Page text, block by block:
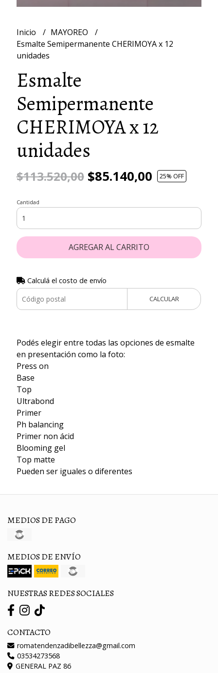
Inicio
MAYOREO
Esmalte Semipermanente CHERIMOYA x 12
unidades
Esmalte
Semipermanente
CHERIMOYA x 12
unidades
$113.520,00$85.140,00 25% OFF
Cantidad
AGREGAR AL CARRITO
Calculá el costo de envío
CALCULAR
Podés elegir entre todas las opciones de esmalte
en presentación como la foto:
Press on
Base
Top
Ultrabond
Primer
Ph balancing
Primer non ácid
Blooming gel
Top matte
Pueden ser iguales o diferentes
MEDIOS DE PAGO
MEDIOS DE ENVÍO
NUESTRAS REDES SOCIALES
CONTACTO
romatendenzadibellezza@gmail.com
03534273568
GENERAL PAZ 86